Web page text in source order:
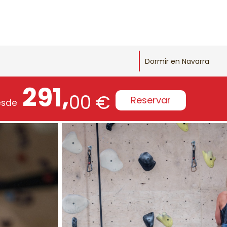
Dormir en Navarra
291,00 € Reservar